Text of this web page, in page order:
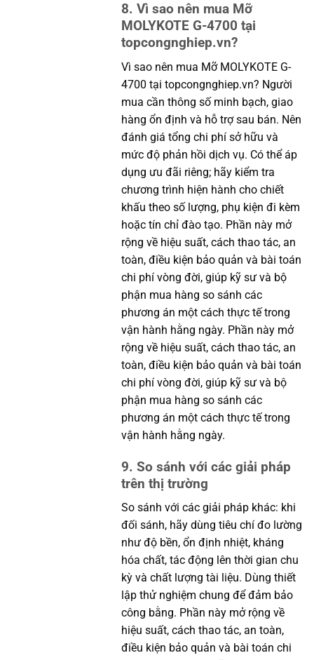
8. Vì sao nên mua Mỡ
MOLYKOTE G-4700 tại
topcongnghiep.vn?
Vì sao nên mua Mỡ MOLYKOTE G-
4700 tại topcongnghiep.vn? Người
mua cần thông số minh bạch, giao
hàng ổn định và hỗ trợ sau bán. Nên
đánh giá tổng chi phí sở hữu và
mức độ phản hồi dịch vụ. Có thể áp
dụng ưu đãi riêng; hãy kiểm tra
chương trình hiện hành cho chiết
khấu theo số lượng, phụ kiện đi kèm
hoặc tín chỉ đào tạo. Phần này mở
rộng về hiệu suất, cách thao tác, an
toàn, điều kiện bảo quản và bài toán
chi phí vòng đời, giúp kỹ sư và bộ
phận mua hàng so sánh các
phương án một cách thực tế trong
vận hành hằng ngày. Phần này mở
rộng về hiệu suất, cách thao tác, an
toàn, điều kiện bảo quản và bài toán
chi phí vòng đời, giúp kỹ sư và bộ
phận mua hàng so sánh các
phương án một cách thực tế trong
vận hành hằng ngày.
9. So sánh với các giải pháp
trên thị trường
So sánh với các giải pháp khác: khi
đối sánh, hãy dùng tiêu chí đo lường
như độ bền, ổn định nhiệt, kháng
hóa chất, tác động lên thời gian chu
kỳ và chất lượng tài liệu. Dùng thiết
lập thử nghiệm chung để đảm bảo
công bằng. Phần này mở rộng về
hiệu suất, cách thao tác, an toàn,
điều kiện bảo quản và bài toán chi